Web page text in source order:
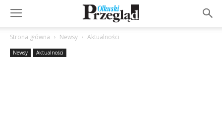
Strona główna Newsy Aktualności
Newsy Aktualności